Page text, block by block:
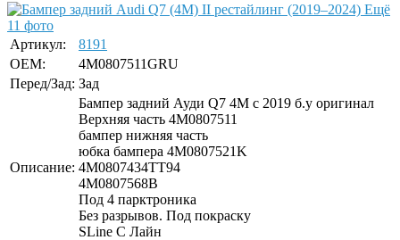
Ещё
11 фото
Артикул:
8191
OEM:
4M0807511GRU
Перед/Зад: Зад
Описание:
Бампер задний Ауди Q7 4M с 2019 б.у оригинал
Верхняя часть 4M0807511
бампер нижняя часть
юбка бампера 4M0807521K
4M0807434TT94
4M0807568B
Под 4 парктроника
Без разрывов. Под покраску
SLine С Лайн